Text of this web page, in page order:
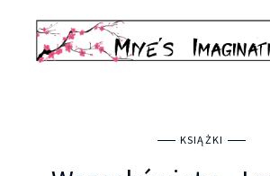
KSIĄŻKI